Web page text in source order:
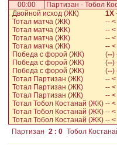
00:00
Партизан - Тобол
Двойной исход (ЖК)
1Х
Тотал матча (ЖК)
-- <
Тотал матча (ЖК)
-- <
Тотал матча (ЖК)
-- <
Тотал матча (ЖК)
-- <
Победа с форой (ЖК)
(--)
Победа с форой (ЖК)
(--)
Победа с форой (ЖК)
(--)
Тотал Партизан (ЖК)
-- <
Тотал Партизан (ЖК)
-- <
Тотал Партизан (ЖК)
-- <
Тотал Тобол Костанай (ЖК) -- <
Тотал Тобол Костанай (ЖК) -- <
Тотал Тобол Костанай (ЖК) -- <
Партизан 2 : 0 Тобол